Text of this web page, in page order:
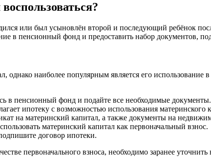
или был усыновлён второй и последующий ребёнок
в пенсионный фонд и предоставить набор
однако наиболее популярным является его использование
в пенсионный фонд и подайте все необходимые документы.
ипотеку с возможностью использования материнского
на материнский капитал, а также документы на
материнский капитал как первоначальный взнос.
договор ипотеки.
первоначального взноса, необходимо заранее